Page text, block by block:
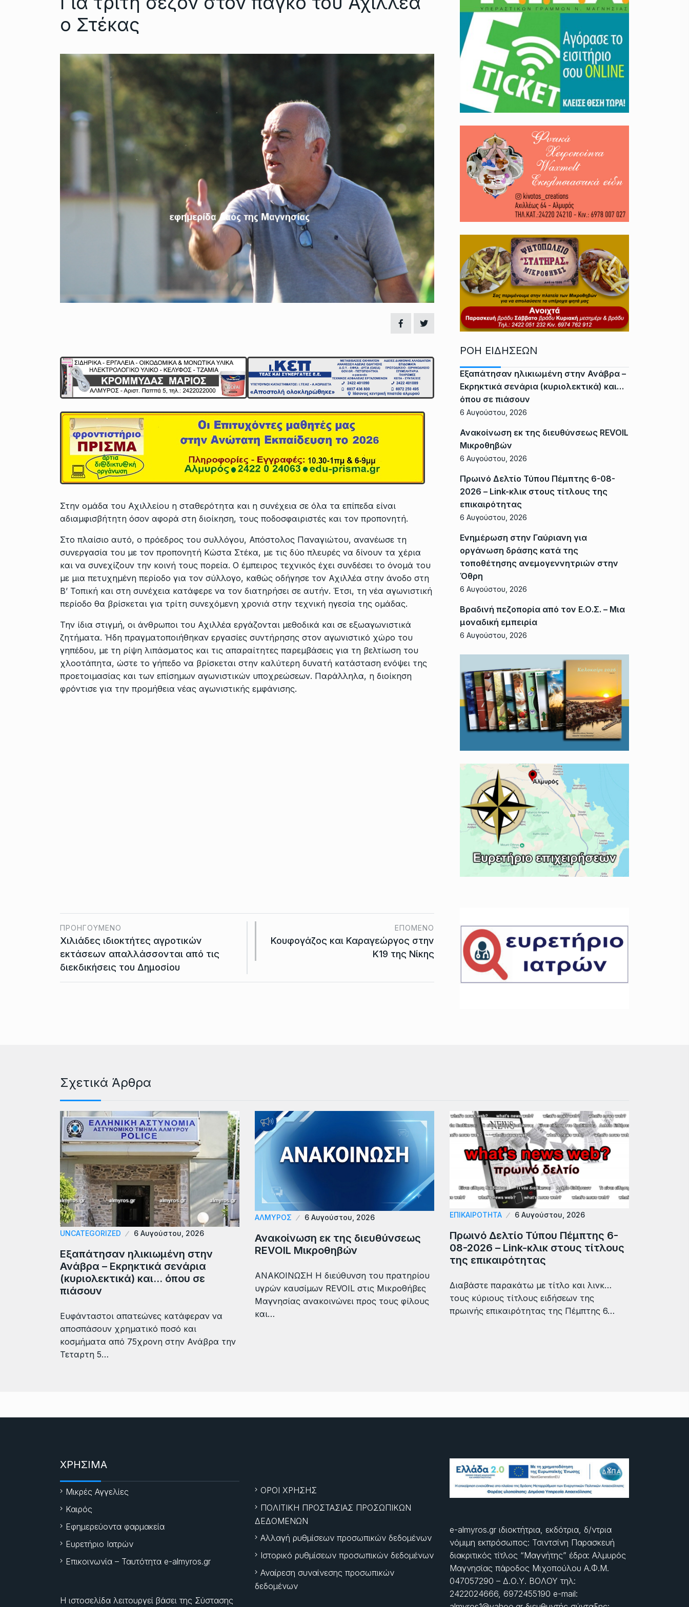
ο Στέκας
Στην ομάδα του Αχιλλείου η σταθερότητα και η συνέχεια σε όλα τα επίπεδα είναι
αδιαμφισβήτητη όσον αφορά στη διοίκηση, τους ποδοσφαιριστές και τον προπονητή.
Στο πλαίσιο αυτό, ο πρόεδρος του συλλόγου, Απόστολος Παναγιώτου, ανανέωσε τη
συνεργασία του με τον προπονητή Κώστα Στέκα, με τις δύο πλευρές να δίνουν τα χέρια
και να συνεχίζουν την κοινή τους πορεία. Ο έμπειρος τεχνικός έχει συνδέσει το όνομά του
με μια πετυχημένη περίοδο για τον σύλλογο, καθώς οδήγησε τον Αχιλλέα στην άνοδο στη
Β’ Τοπική και στη συνέχεια κατάφερε να τον διατηρήσει σε αυτήν. Έτσι, τη νέα αγωνιστική
περίοδο θα βρίσκεται για τρίτη συνεχόμενη χρονιά στην τεχνική ηγεσία της ομάδας.
Την ίδια στιγμή, οι άνθρωποι του Αχιλλέα εργάζονται μεθοδικά και σε εξωαγωνιστικά
ζητήματα. Ήδη πραγματοποιήθηκαν εργασίες συντήρησης στον αγωνιστικό χώρο του
γηπέδου, με τη ρίψη λιπάσματος και τις απαραίτητες παρεμβάσεις για τη βελτίωση του
χλοοτάπητα, ώστε το γήπεδο να βρίσκεται στην καλύτερη δυνατή κατάσταση ενόψει της
προετοιμασίας και των επίσημων αγωνιστικών υποχρεώσεων. Παράλληλα, η διοίκηση
φρόντισε για την προμήθεια νέας αγωνιστικής εμφάνισης.
ΠΡΟΗΓΟΎΜΕΝΟ
Χιλιάδες ιδιοκτήτες αγροτικών
εκτάσεων απαλλάσσονται από τις
διεκδικήσεις του Δημοσίου
ΕΠΌΜΕΝΟ
Κουφογάζος και Καραγεώργος στην
Κ19 της Νίκης
ΡΟΗ ΕΙΔΗΣΕΩΝ
Εξαπάτησαν ηλικιωμένη στην Ανάβρα –
Εκρηκτικά σενάρια (κυριολεκτικά) και…
όπου σε πιάσουν
6 Αυγούστου, 2026
Ανακοίνωση εκ της διευθύνσεως REVOIL
Μικροθηβών
6 Αυγούστου, 2026
Πρωινό Δελτίο Τύπου Πέμπτης 6-08-
2026 – Link-κλικ στους τίτλους της
επικαιρότητας
6 Αυγούστου, 2026
Ενημέρωση στην Γαύριανη για
οργάνωση δράσης κατά της
τοποθέτησης ανεμογεννητριών στην
Όθρη
6 Αυγούστου, 2026
Βραδινή πεζοπορία από τον Ε.Ο.Σ. – Μια
μοναδική εμπειρία
6 Αυγούστου, 2026
Σχετικά Άρθρα
UNCATEGORIZED 6 Αυγούστου, 2026
Εξαπάτησαν ηλικιωμένη στην
Ανάβρα – Εκρηκτικά σενάρια
(κυριολεκτικά) και… όπου σε
πιάσουν
Ευφάνταστοι απατεώνες κατάφεραν να
αποσπάσουν χρηματικό ποσό και
κοσμήματα από 75χρονη στην Ανάβρα την
Τεταρτη 5…
ΑΛΜΥΡΟΣ 6 Αυγούστου, 2026
Ανακοίνωση εκ της διευθύνσεως
REVOIL Μικροθηβών
ΑΝΑΚΟΙΝΩΣΗ Η διεύθυνση του πρατηρίου
υγρών καυσίμων REVOIL στις Μικροθήβες
Μαγνησίας ανακοινώνει προς τους φίλους
και…
ΕΠΙΚΑΙΡΟΤΗΤΑ 6 Αυγούστου, 2026
Πρωινό Δελτίο Τύπου Πέμπτης 6-
08-2026 – Link-κλικ στους τίτλους
της επικαιρότητας
Διαβάστε παρακάτω με τίτλο και λινκ…
τους κύριους τίτλους ειδήσεων της
πρωινής επικαιρότητας της Πέμπτης 6…
ΧΡΗΣΙΜΑ
Μικρές Αγγελίες
Καιρός
Εφημερεύοντα φαρμακεία
Ευρετήριο Ιατρών
Επικοινωνία – Ταυτότητα e-almyros.gr
Η ιστοσελίδα λειτουργεί βάσει της Σύστασης
ΟΡΟΙ ΧΡΗΣΗΣ
ΠΟΛΙΤΙΚΗ ΠΡΟΣΤΑΣΙΑΣ ΠΡΟΣΩΠΙΚΩΝ
ΔΕΔΟΜΕΝΩΝ
Αλλαγή ρυθμίσεων προσωπικών δεδομένων
Ιστορικό ρυθμίσεων προσωπικών δεδομένων
Αναίρεση συναίνεσης προσωπικών
δεδομένων
e-almyros.gr ιδιοκτήτρια, εκδότρια, δ/ντρια
νόμιμη εκπρόσωπος: Τσιντσίνη Παρασκευή
διακριτικός τίτλος “Μαγνήτης” έδρα: Αλμυρός
Μαγνησίας πάροδος Μιχοπούλου Α.Φ.Μ.
047057290 – Δ.Ο.Υ. ΒΟΛΟΥ τηλ:
2422024666, 6972455190 e-mail: